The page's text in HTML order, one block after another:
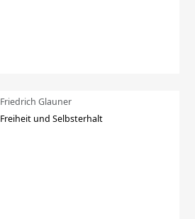
Friedrich Glauner
Freiheit und Selbsterhalt